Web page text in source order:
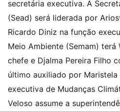
secretária executiva. A
(Sead) será liderada por
Ricardo Diniz na função
Meio Ambiente (Semam) terá
chefe e Djalma Pereira Filho
último auxiliado por Maristela
executiva de Mudanças
Veloso assume a